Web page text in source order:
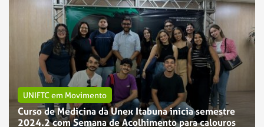
UNIFTC em Movimento
Curso de Medicina da Unex Itabuna inicia semestre
2024.2 com Semana de Acolhimento para calouros